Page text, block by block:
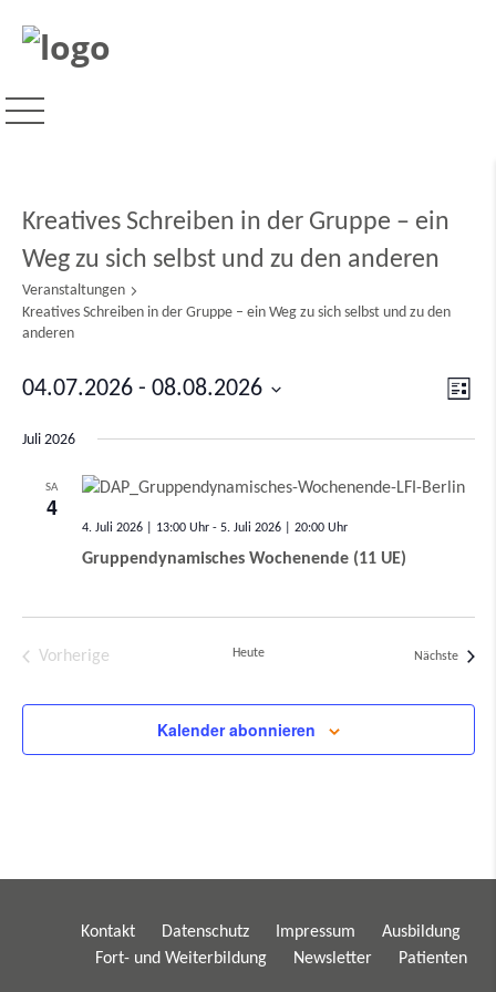
Kreatives Schreiben in der Gruppe – ein
Weg zu sich selbst und zu den anderen
Veranstaltungen
Kreatives Schreiben in der Gruppe – ein Weg zu sich selbst und zu den
anderen
Liste
04.07.2026 - 08.08.2026
wählen.
Juli 2026
SA
4
4. Juli 2026 | 13:00 - 5. Juli 2026 | 20:00
Gruppendynamisches Wochenende (11 UE)
Vorherige
Heute Nächste
Kalender abonnieren
Kontakt Datenschutz Impressum
Ausbildung
Fort- und Weiterbildung
Newsletter Patienten